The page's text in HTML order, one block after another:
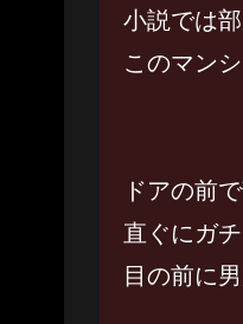
小説では部
このマンシ
ドアの前で
直ぐにガチ
目の前に男